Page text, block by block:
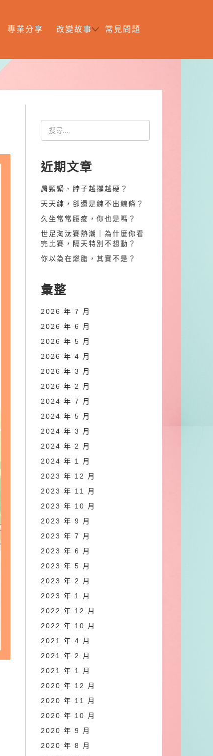
專業分享 改變故事 常見問題
近期文章
肩頸緊、脖子越撐越硬？
天天練，卻還是練不出線條？
久坐常常腰痠，你也是嗎？
世足淘汰賽熱潮｜為什麼你看
完比賽，隔天特別不想動？
你以為在燃脂，其實不是？
彙整
2026 年 7 月
2026 年 6 月
2026 年 5 月
2026 年 4 月
2026 年 3 月
2026 年 2 月
2024 年 7 月
2024 年 5 月
2024 年 3 月
2024 年 2 月
2024 年 1 月
2023 年 12 月
2023 年 11 月
2023 年 10 月
2023 年 9 月
2023 年 7 月
2023 年 6 月
2023 年 5 月
2023 年 2 月
2023 年 1 月
2022 年 12 月
2022 年 10 月
2021 年 4 月
2021 年 2 月
2021 年 1 月
2020 年 12 月
2020 年 11 月
2020 年 10 月
2020 年 9 月
2020 年 8 月